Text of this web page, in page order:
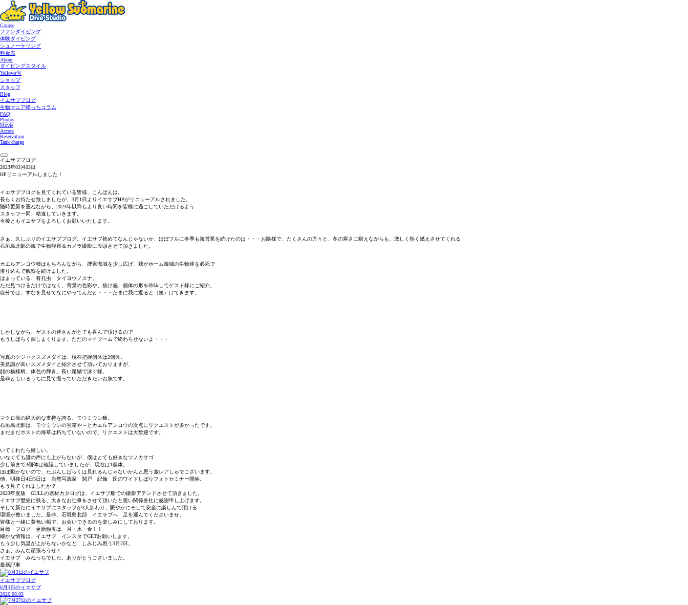
Course
ファンダイビング
体験ダイビング
シュノーケリング
料金表
About
ダイビングスタイル
Yellows号
ショップ
スタッフ
Blog
イエサブブログ
生物マニア峰っちコラム
FAQ
Photos
Movie
Access
Reservation
Tank charge
イエサブブログ
2023年03月03日
HPリニューアルしました！
イエサブブログを見てくれている皆様、こんばんは。
長らくお待たせ致しましたが、3月1日よりイエサブHPがリニューアルされました。
随時更新を重ねながら、2023年以降もより良い時間を皆様に過ごしていただけるよう
スタッフ一同、精進していきます。
今後ともイエサブをよろしくお願いいたします。
さぁ、久しぶりのイエサブブログ。イエサブ初めてなんじゃないか、ほぼフルに冬季も海営業を続けたのは・・・お陰様で、たくさんの方々と、冬の寒さに耐えながらも、激しく熱く燃えさせてくれる
石垣島北部の海で生物観察＆カメラ撮影に没頭させて頂きました。
カエルアンコウ種はもちろんながら、捜索海域を少し広げ、我がホーム海域の生物達を必死で
潜り込んで観察を続けました。
はまっている、有孔虫 タイヨウノスナ。
ただ見つけるだけではなく、背景の色彩や、抜け感、個体の形を吟味してゲスト様にご紹介。
自分では、すなを見せてなにやってんだと・・・たまに我に返ると（笑）けてきます。
しかしながら、ゲストの皆さんがとても喜んで頂けるので
もうしばらく探しまくります。ただのマイブームで終わらせないよ・・・
写真のクジャクスズメダイは、現在把握個体は2個体。
美意識が高いスズメダイと紹介させて頂いておりますが、
顔の模様柄、体色の輝き、長い尾鰭で泳ぐ様。
是非ともいるうちに見て撮っていただきたいお魚です。
マクロ派の絶大的な支持を誇る、モウミウシ種。
石垣島北部は、モウミウシの宝箱や～とカエルアンコウの次点にリクエストが多かったです。
まだまだホストの海草は朽ちていないので、リクエストは大歓迎です。
いてくれたら嬉しい。
いなくても誰の声にも上がらないが、僕はとても好きなツノカサゴ
少し前まで3個体は確認していましたが、現在は1個体。
ほぼ動かないので、たぶんしばらくは見れるんじゃないかんと思う激レアしゅでございます。
他、明後日4日5日は 自然写真家 関戸 紀倫 氏のワイドしばりフォトセミナー開催。
もう見てくれましたか？
2023年度版 GULLの器材カタログは、イエサブ船での撮影アテンドさせて頂きました。
イエサブ歴史に残る、大きなお仕事をさせて頂いたと思い関係各社に感謝申し上げます。
そして新たにイエサブにスタッフが3人加わり、賑やかにそして安全に楽しんで頂ける
環境が整いました。是非、石垣島北部 イエサブへ 足を運んでくださいませ。
皆様と一緒に黄色い船で、お会いできるのを楽しみにしております。
目標 ブログ 更新頻度は、月・水・金！！
細かな情報は、イエサブ インスタでGETお願いします。
もう少し気温が上がらないかなと、しみじみ思う3月2日。
さぁ、みんな頑張ろうぜ！
イエサブ みねっちでした。ありがとうございました。
最新記事
イエサブブログ
8月3日のイエサブ
2026.08.03